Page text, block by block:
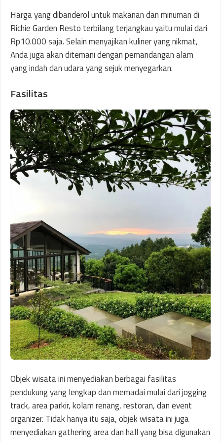
Harga yang dibanderol untuk makanan dan minuman di
Richie Garden Resto terbilang terjangkau yaitu mulai dari
Rp10.000 saja. Selain menyajikan kuliner yang nikmat,
Anda juga akan ditemani dengan pemandangan alam
yang indah dan udara yang sejuk menyegarkan.
Fasilitas
Objek wisata ini menyediakan berbagai fasilitas
pendukung yang lengkap dan memadai mulai dari jogging
track, area parkir, kolam renang, restoran, dan event
organizer. Tidak hanya itu saja, objek wisata ini juga
menyediakan gathering area dan hall yang bisa digunakan